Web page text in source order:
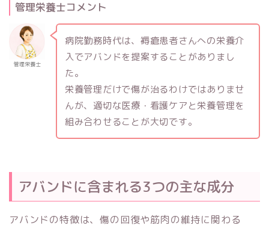
管理栄養士コメント
管理栄養士
病院勤務時代は、褥瘡患者さんへの栄養介
入でアバンドを提案することがありまし
た。
栄養管理だけで傷が治るわけではありませ
んが、適切な医療・看護ケアと栄養管理を
組み合わせることが大切です。
アバンドに含まれる3つの主な成分
アバンドの特徴は、傷の回復や筋肉の維持に関わる